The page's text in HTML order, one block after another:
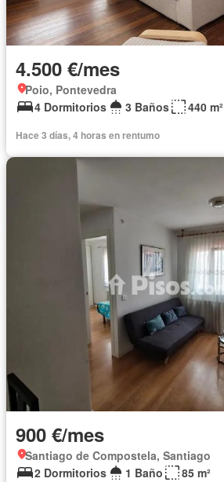
4.500 €/mes
Poio, Pontevedra
4 Dormitorios
3 Baños 440 m²
Hace 3 días, 4 horas en rentumo
900 €/mes
Santiago de Compostela, Santiago
2 Dormitorios
1 Baño 85 m²